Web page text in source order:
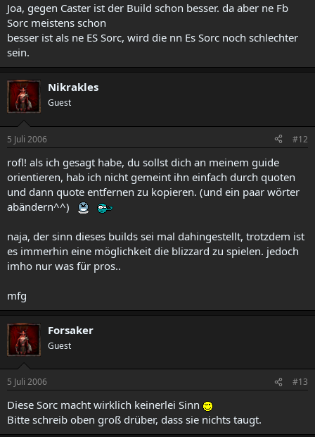
Joa, gegen Caster ist der Build schon besser. da aber ne Fb
Sorc meistens schon
besser ist als ne ES Sorc, wird die nn Es Sorc noch schlechter
sein.
Nikrakles
Guest
5 Juli 2006 #12
rofl! als ich gesagt habe, du sollst dich an meinem guide
orientieren, hab ich nicht gemeint ihn einfach durch quoten
und dann quote entfernen zu kopieren. (und ein paar wörter
abändern^^)
naja, der sinn dieses builds sei mal dahingestellt, trotzdem ist
es immerhin eine möglichkeit die blizzard zu spielen. jedoch
imho nur was für pros..
mfg
Forsaker
Guest
5 Juli 2006 #13
Diese Sorc macht wirklich keinerlei Sinn
Bitte schreib oben groß drüber, dass sie nichts taugt.